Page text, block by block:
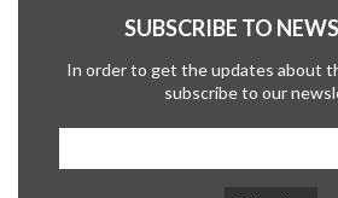
SUBSCRIBE TO
In order to get the updates about
subscribe to our